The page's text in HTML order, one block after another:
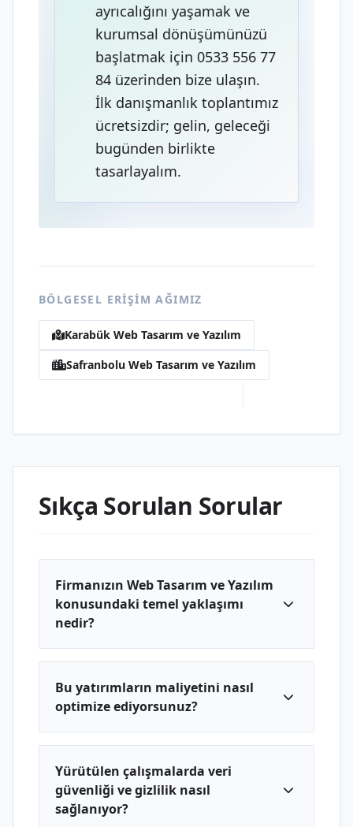
ayrıcalığını yaşamak ve
kurumsal dönüşümünüzü
başlatmak için 0533 556 77
84 üzerinden bize ulaşın.
İlk danışmanlık toplantımız
ücretsizdir; gelin, geleceği
bugünden birlikte
tasarlayalım.
BÖLGESEL ERIŞIM AĞIMIZ
Karabük Web Tasarım ve Yazılım
Safranbolu Web Tasarım ve Yazılım
Sıkça Sorulan Sorular
Firmanızın Web Tasarım ve Yazılım
konusundaki temel yaklaşımı
nedir?
Bu yatırımların maliyetini nasıl
optimize ediyorsunuz?
Yürütülen çalışmalarda veri
güvenliği ve gizlilik nasıl
sağlanıyor?